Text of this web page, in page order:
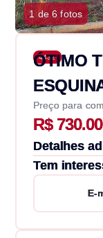
1 de 6 fotos
4432
ÓTIMO
Preço para
R$
Detalhes
Tem
E-